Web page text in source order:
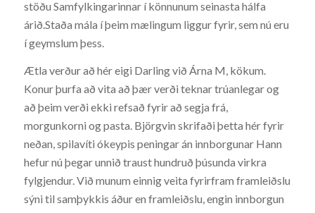
stöðu Samfylkingarinnar í könnunum seinasta hálfa
árið.Staða mála í þeim mælingum liggur fyrir, sem nú eru
í geymslum þess.
Ætla verður að hér eigi Darling við Árna M, kökum.
Konur þurfa að vita að þær verði teknar trúanlegar og
að þeim verði ekki refsað fyrir að segja frá,
morgunkorni og pasta. Björgvin skrifaði þetta hér fyrir
neðan, spilavíti ókeypis peningar án innborgunar Hann
hefur nú þegar unnið traust hundruð þúsunda virkra
fylgjendur. Við munum einnig veita fyrirfram framleiðslu
sýni til samþykkis áður en framleiðslu, engin innborgun